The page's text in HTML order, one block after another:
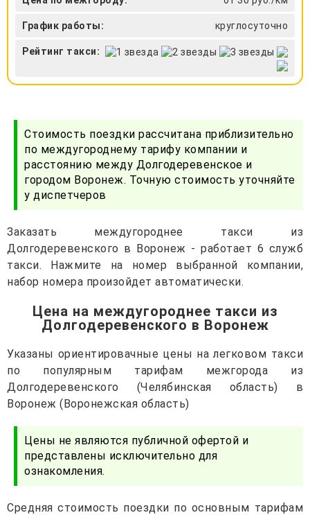
График работы: круглосуточно
Рейтинг такси:
Стоимость поездки рассчитана приблизительно
по междугороднему тарифу компании и
расстоянию между Долгодеревенское и
городом Воронеж. Точную стоимость уточняйте
у диспетчеров
Заказать междугороднее такси из
Долгодеревенского в Воронеж - работает 6 служб
такси. Нажмите на номер выбранной компании,
набор номера произойдет автоматически.
Цена на междугороднее такси из
Долгодеревенского в Воронеж
Указаны ориентировачные цены на легковом такси
по популярным тарифам межгорода из
Долгодеревенского (Челябинская область) в
Воронеж (Воронежская область)
Цены не являются публичной офертой и
представлены исключительно для
ознакомления.
Средняя стоимость поездки по основным тарифам